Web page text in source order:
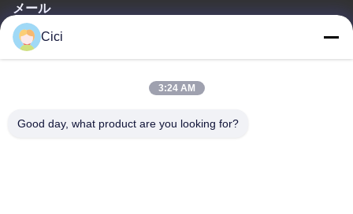
メール
sales03@bjgprojection.com
住所
Cici
3:24 AM
Good day, what product are you looking for?